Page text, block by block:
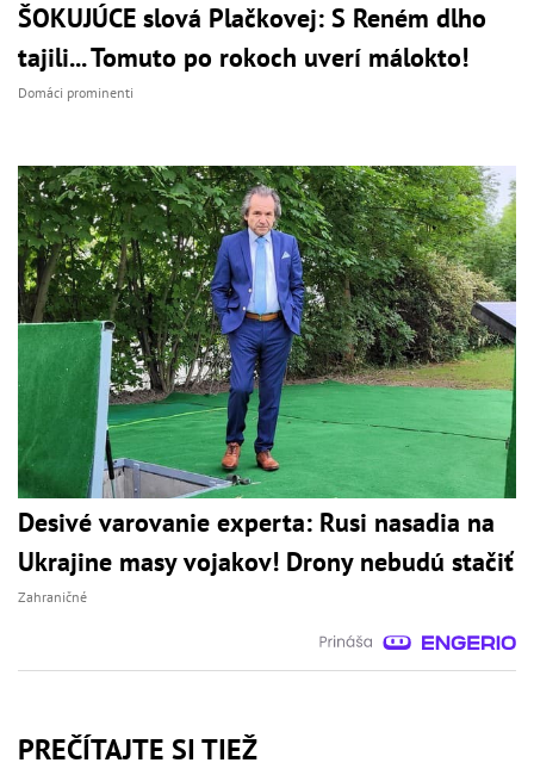
ŠOKUJÚCE slová Plačkovej: S Reném dlho
tajili... Tomuto po rokoch uverí málokto!
Domáci prominenti
Desivé varovanie experta: Rusi nasadia na
Ukrajine masy vojakov! Drony nebudú stačiť
Zahraničné
PREČÍTAJTE SI TIEŽ